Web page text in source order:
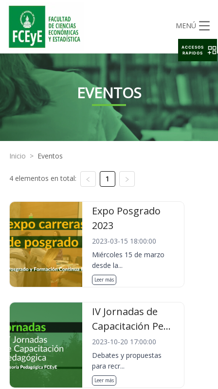
MENÚ
EVENTOS
Inicio > Eventos
4 elementos en total: 1
Expo Posgrado
2023
2023-03-15 18:00:00
Miércoles 15 de marzo
desde la...
Leer más
IV Jornadas de
Capacitación Pe...
2023-10-20 17:00:00
Debates y propuestas
para recr...
Leer más
ACCESOS
RAPIDOS